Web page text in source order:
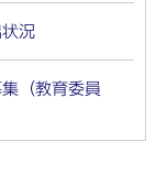
況
（教育委員